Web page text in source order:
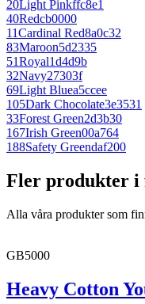
20Light Pinkffc8e1
40Redcb0000
11Cardinal Red8a0c32
83Maroon5d2335
51Royal1d4d9b
32Navy27303f
69Light Bluea5ccee
105Dark Chocolate3e3531
33Forest Green2d3b30
167Irish Green00a764
188Safety Greendaf200
Fler produkter i
Alla våra produkter som
GB5000
Heavy Cotton